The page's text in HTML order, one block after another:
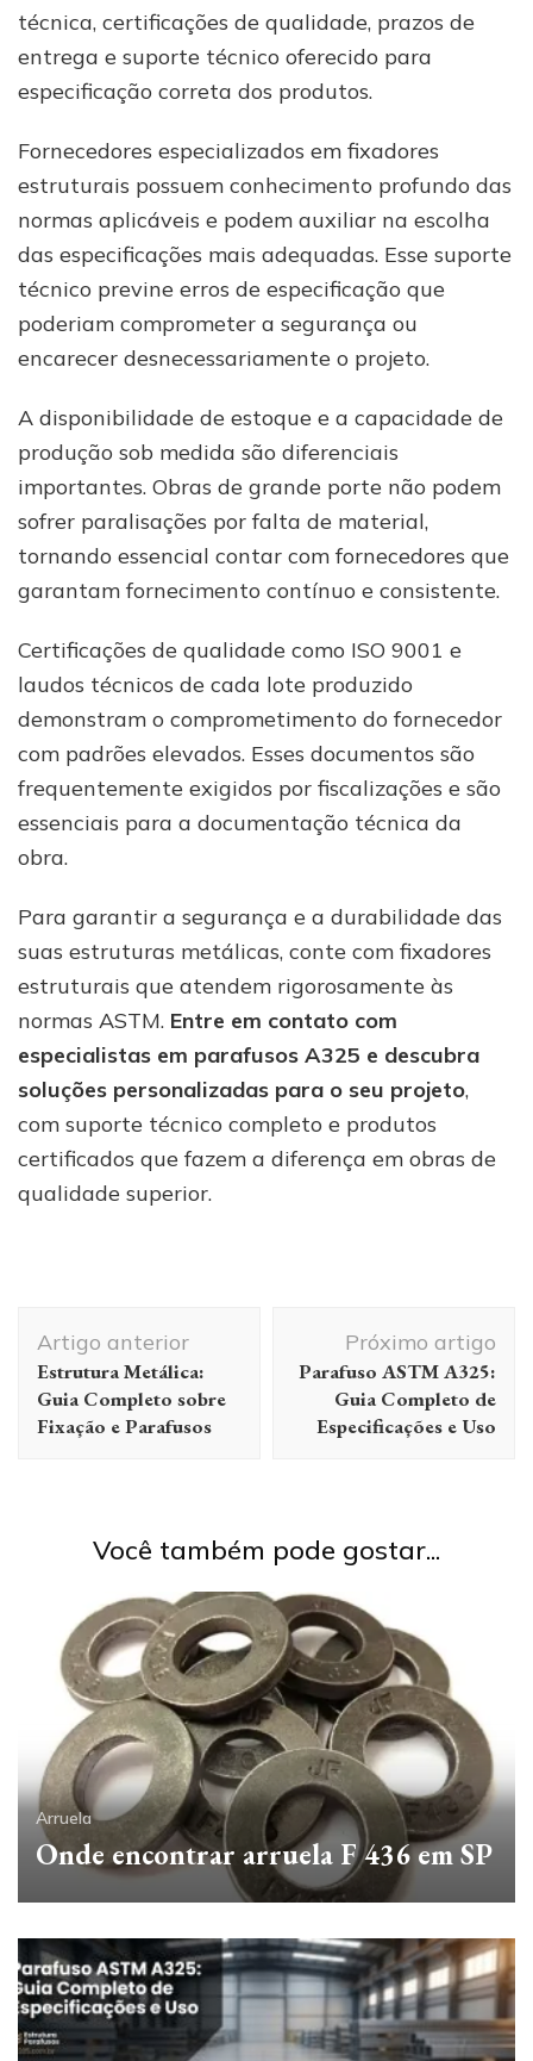
técnica, certificações de qualidade, prazos de
entrega e suporte técnico oferecido para
especificação correta dos produtos.
Fornecedores especializados em fixadores
estruturais possuem conhecimento profundo das
normas aplicáveis e podem auxiliar na escolha
das especificações mais adequadas. Esse suporte
técnico previne erros de especificação que
poderiam comprometer a segurança ou
encarecer desnecessariamente o projeto.
A disponibilidade de estoque e a capacidade de
produção sob medida são diferenciais
importantes. Obras de grande porte não podem
sofrer paralisações por falta de material,
tornando essencial contar com fornecedores que
garantam fornecimento contínuo e consistente.
Certificações de qualidade como ISO 9001 e
laudos técnicos de cada lote produzido
demonstram o comprometimento do fornecedor
com padrões elevados. Esses documentos são
frequentemente exigidos por fiscalizações e são
essenciais para a documentação técnica da
obra.
Para garantir a segurança e a durabilidade das
suas estruturas metálicas, conte com fixadores
estruturais que atendem rigorosamente às
normas ASTM. Entre em contato com
especialistas em parafusos A325 e descubra
soluções personalizadas para o seu projeto,
com suporte técnico completo e produtos
certificados que fazem a diferença em obras de
qualidade superior.
de
post
Artigo anterior
Estrutura Metálica:
Guia Completo sobre
Fixação e Parafusos
Próximo artigo
Parafuso ASTM A325:
Guia Completo de
Especificações e Uso
Você também pode gostar...
Arruela
Onde encontrar arruela F 436 em SP